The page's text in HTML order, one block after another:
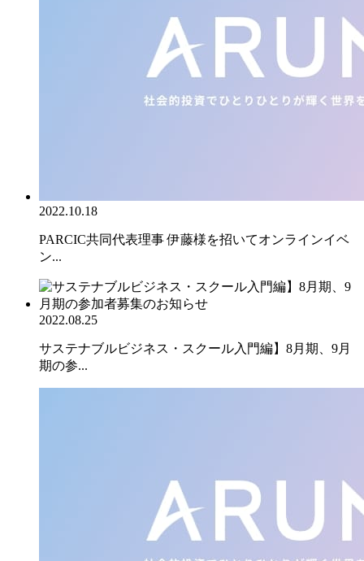
2022.10.18
PARCIC共同代表理事 伊藤様を招いてオンラインイベ
ン...
2022.08.25
サステナブルビジネス・スクール入門編】8月期、9月
期の参...